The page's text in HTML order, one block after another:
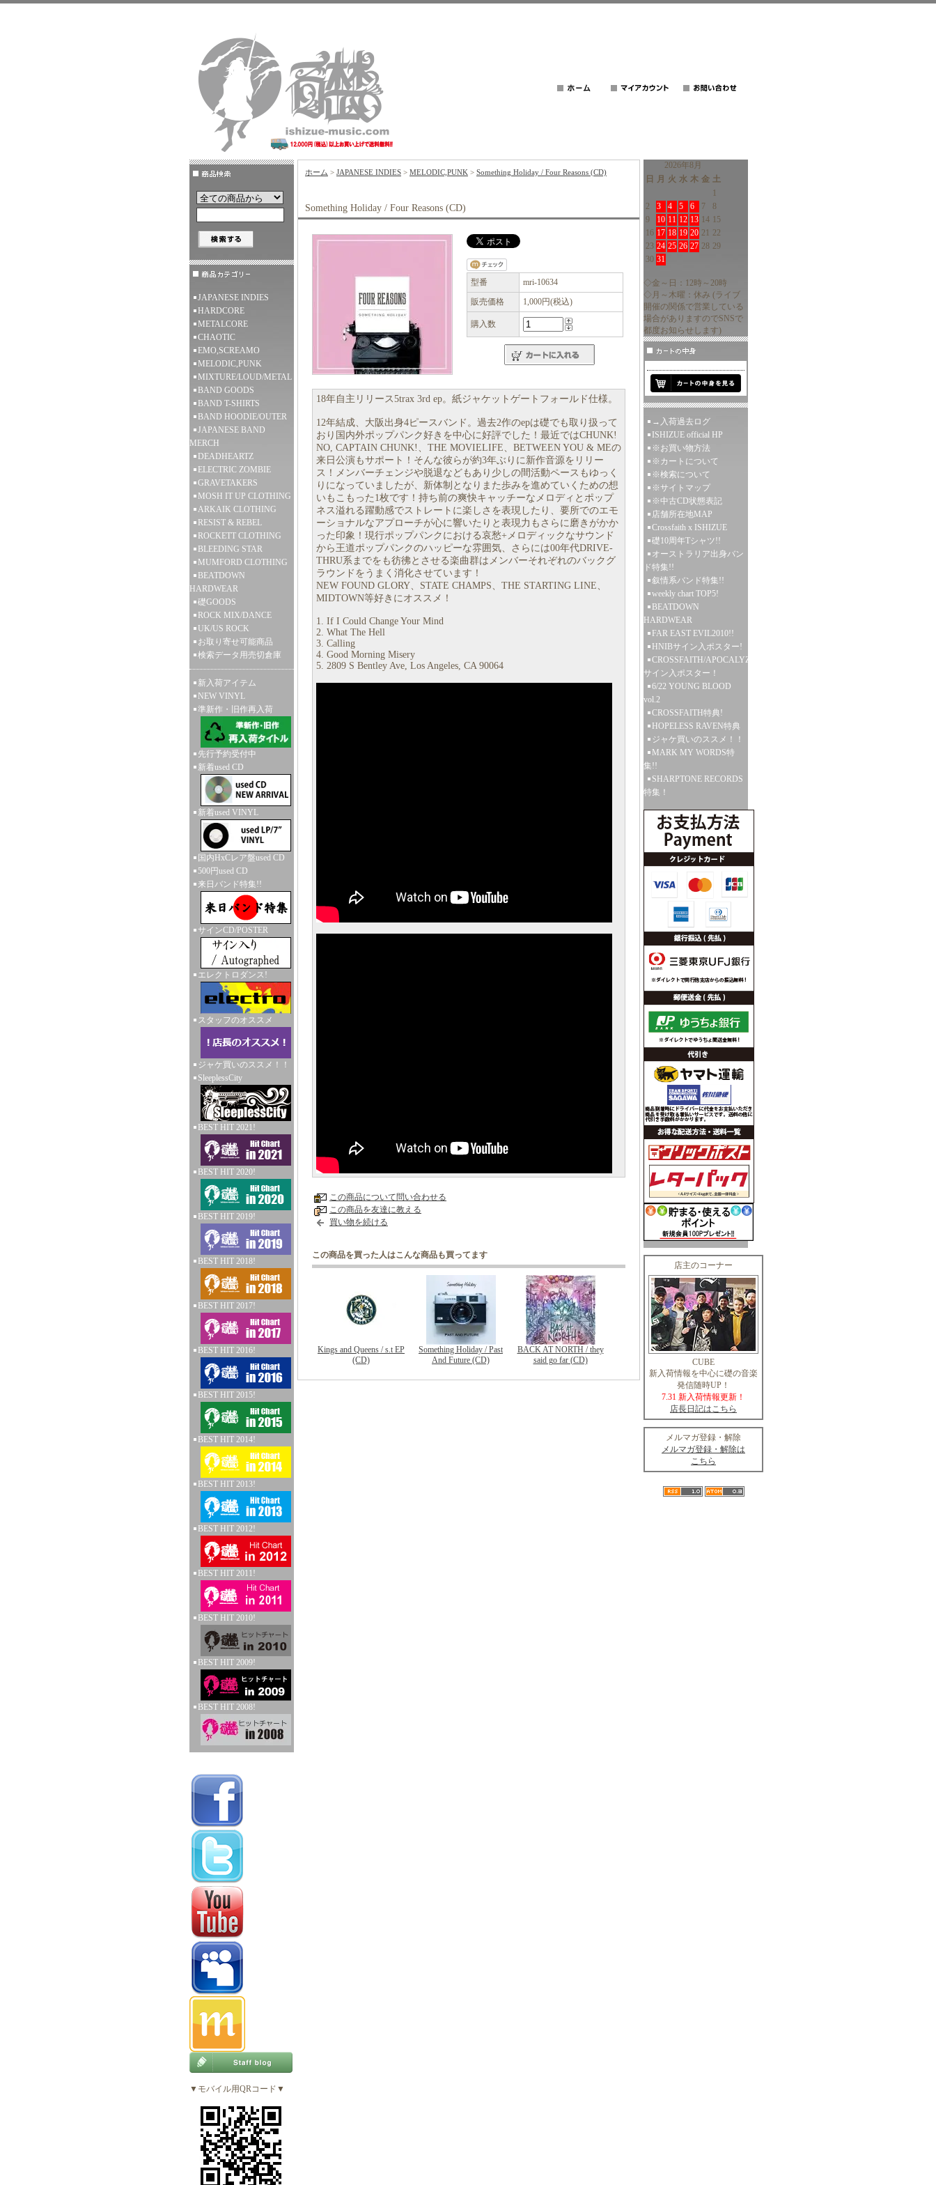
JAPANESE INDIES
HARDCORE
METALCORE
CHAOTIC
EMO,SCREAMO
MELODIC,PUNK
MIXTURE/LOUD/METAL
BAND GOODS
BAND T-SHIRTS
BAND HOODIE/OUTER
JAPANESE BAND
MERCH
DEADHEARTZ
ELECTRIC ZOMBIE
GRAVETAKERS
MOSH IT UP CLOTHING
ARKAIK CLOTHING
RESIST & REBEL
ROCKETT CLOTHING
BLEEDING STAR
MUMFORD CLOTHING
BEATDOWN
HARDWEAR
礎GOODS
ROCK MIX/DANCE
UK/US ROCK
お取り寄せ可能商品
検索データ用売切倉庫
新入荷アイテム
NEW VINYL
準新作・旧作再入荷
先行予約受付中
新着used CD
新着used VINYL
国内HxCレア盤used CD
500円used CD
来日バンド特集!!
サインCD/POSTER
エレクトロダンス!
スタッフのオススメ
ジャケ買いのススメ！！
SleeplessCity
BEST HIT 2021!
BEST HIT 2020!
BEST HIT 2019!
BEST HIT 2018!
BEST HIT 2017!
BEST HIT 2016!
BEST HIT 2015!
BEST HIT 2014!
BEST HIT 2013!
BEST HIT 2012!
BEST HIT 2011!
BEST HIT 2010!
BEST HIT 2009!
BEST HIT 2008!
▼モバイル用QRコード▼
ホーム > JAPANESE INDIES > MELODIC,PUNK > Something Holiday / Four Reasons (CD)
Something Holiday / Four Reasons (CD)
型番
mri-10634
販売価格
1,000円(税込)
購入数
18年自主リリース5trax 3rd ep。紙ジャケットゲートフォールド仕様。
12年結成、大阪出身4ピースバンド。過去2作のepは礎でも取り扱って
おり国内外ポップパンク好きを中心に好評でした！最近ではCHUNK!
NO, CAPTAIN CHUNK!、THE MOVIELIFE、BETWEEN YOU & MEの
来日公演もサポート！そんな彼らが約3年ぶりに新作音源をリリー
ス！メンバーチェンジや脱退などもあり少しの間活動ペースもゆっく
りになっていましたが、新体制となりまた歩みを進めていくための想
いもこもった1枚です！持ち前の爽快キャッチーなメロディとポップ
ネス溢れる躍動感でストレートに楽しさを表現したり、要所でのエモ
ーショナルなアプローチが心に響いたりと表現力もさらに磨きがかか
った印象！現行ポップパンクにおける哀愁+メロディックなサウンド
から王道ポップパンクのハッピーな雰囲気、さらには00年代DRIVE-
THRU系までをも彷彿とさせる楽曲群はメンバーそれぞれのバックグ
ラウンドをうまく消化させています！
NEW FOUND GLORY、STATE CHAMPS、THE STARTING LINE、
MIDTOWN等好きにオススメ！
1. If I Could Change Your Mind
2. What The Hell
3. Calling
4. Good Morning Misery
5. 2809 S Bentley Ave, Los Angeles, CA 90064
この商品について問い合わせる
この商品を友達に教える
買い物を続ける
この商品を買った人はこんな商品も買ってます
Kings and Queens / s.t EP
(CD)
Something Holiday / Past
And Future (CD)
BACK AT NORTH / they
said go far (CD)
2026年8月
日
月 火 水 木 金 土
1
2
3 4 5 6 7
8
9
10 11 12 13 14 15
16 17 18 19 20 21 22
23 24 25 26 27 28 29
30 31
◇金～日：12時～20時
◇月～木曜：休み (ライブ
開催の関係で営業している
場合がありますのでSNSで
都度お知らせします)
→入荷過去ログ
ISHIZUE official HP
※お買い物方法
※カートについて
※検索について
※サイトマップ
※中古CD状態表記
店舗所在地MAP
Crossfaith x ISHIZUE
礎10周年Tシャツ!!
オーストラリア出身バン
ド特集!!
叙情系バンド特集!!
weekly chart TOP5!
BEATDOWN
HARDWEAR
FAR EAST EVIL2010!!
HNIBサイン入ポスター!
CROSSFAITH/APOCALYZE
サイン入ポスター！
6/22 YOUNG BLOOD
vol.2
CROSSFAITH特典!
HOPELESS RAVEN特典
ジャケ買いのススメ！！
MARK MY WORDS特
集!!
SHARPTONE RECORDS
特集！
店主のコーナー
CUBE
新入荷情報を中心に礎の音楽
発信随時UP！
7.31 新入荷情報更新！
店長日記はこちら
メルマガ登録・解除
メルマガ登録・解除は
こちら